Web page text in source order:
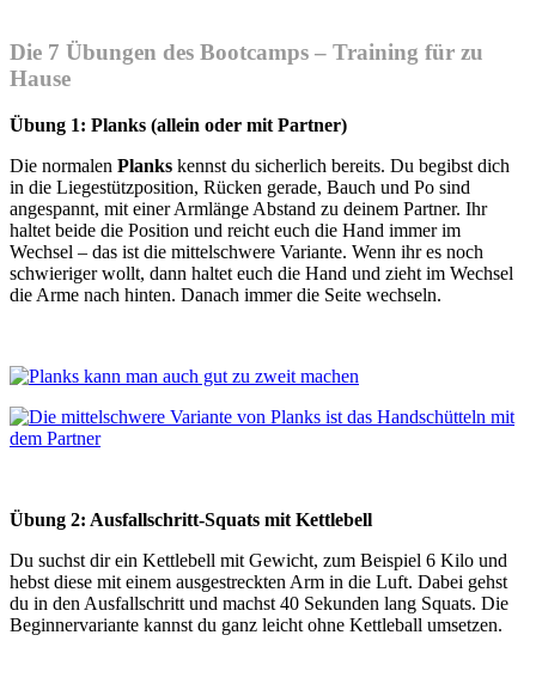
Die 7 Übungen des Bootcamps – Training für zu
Hause
Übung 1: Planks (allein oder mit Partner)
Die normalen Planks kennst du sicherlich bereits. Du begibst dich
in die Liegestützposition, Rücken gerade, Bauch und Po sind
angespannt, mit einer Armlänge Abstand zu deinem Partner. Ihr
haltet beide die Position und reicht euch die Hand immer im
Wechsel – das ist die mittelschwere Variante. Wenn ihr es noch
schwieriger wollt, dann haltet euch die Hand und zieht im Wechsel
die Arme nach hinten. Danach immer die Seite wechseln.
Übung 2: Ausfallschritt-Squats mit Kettlebell
Du suchst dir ein Kettlebell mit Gewicht, zum Beispiel 6 Kilo und
hebst diese mit einem ausgestreckten Arm in die Luft. Dabei gehst
du in den Ausfallschritt und machst 40 Sekunden lang Squats. Die
Beginnervariante kannst du ganz leicht ohne Kettleball umsetzen.